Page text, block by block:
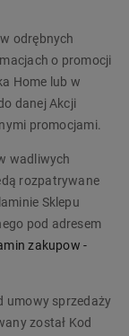
odrębnych
o promocji
Home lub w
danej Akcji
promocjami.
wadliwych
rozpatrywane
Sklepu
pod adresem
zakupow-
umowy sprzedaży
został Kod